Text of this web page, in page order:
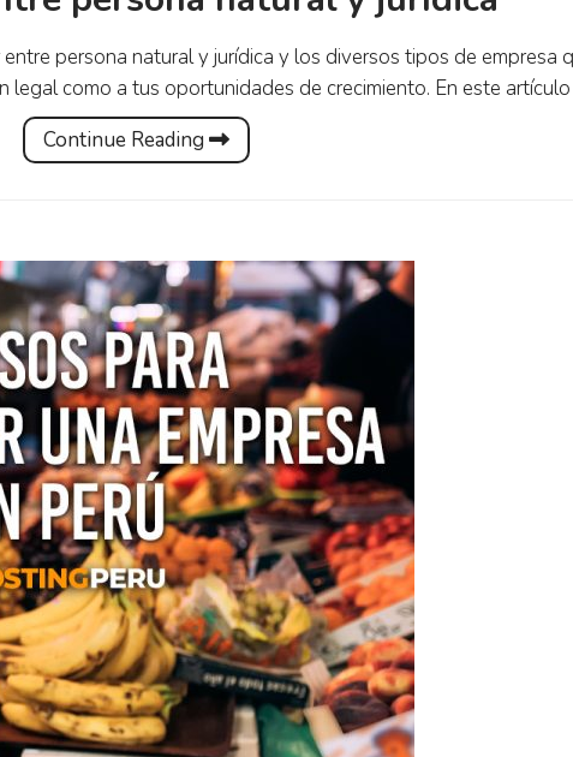
persona natural y jurídica y los diversos tipos de empresa
como a tus oportunidades de crecimiento. En este
Continue Reading